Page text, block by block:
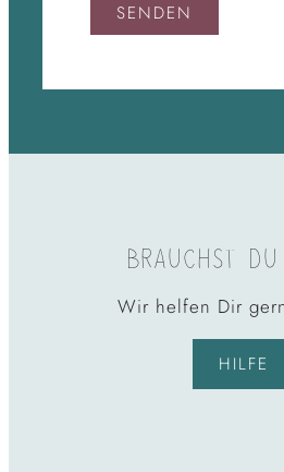
SENDEN
BRAUCHST
Wir helfen Dir
HILFE